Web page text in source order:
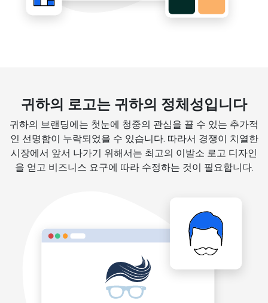
귀하의 로고는 귀하의 정체성입니다
귀하의 브랜딩에는 첫눈에 청중의 관심을 끌 수 있는 추가적
인 선명함이 누락되었을 수 있습니다. 따라서 경쟁이 치열한
시장에서 앞서 나가기 위해서는 최고의 이발소 로고 디자인
을 얻고 비즈니스 요구에 따라 수정하는 것이 필요합니다.